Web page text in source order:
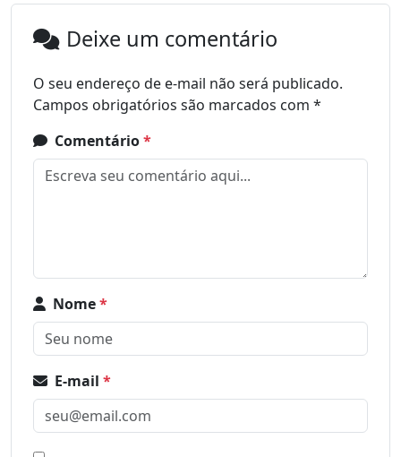
Deixe um comentário
O seu endereço de e-mail não será publicado.
Campos obrigatórios são marcados com *
Comentário*
Nome*
E-mail *